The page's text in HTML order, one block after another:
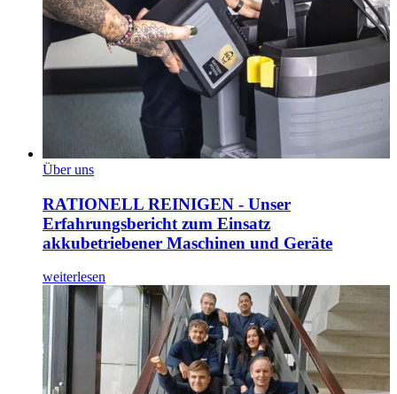
Über uns
RATIONELL REINIGEN - Unser
Erfahrungsbericht zum Einsatz
akkubetriebener Maschinen und Geräte
weiterlesen